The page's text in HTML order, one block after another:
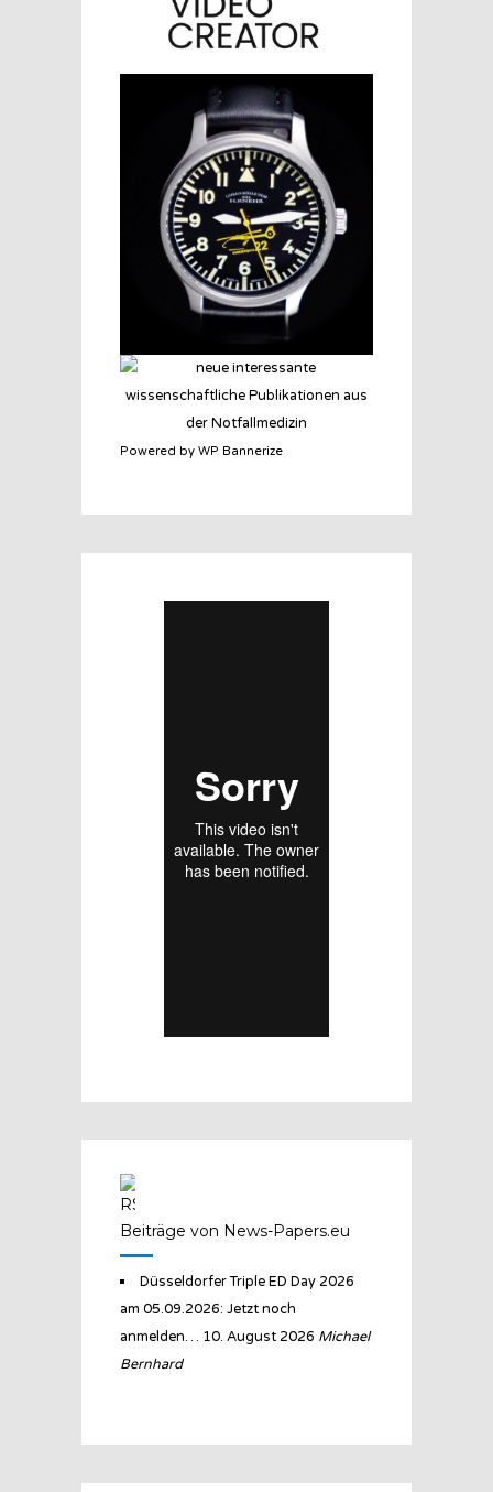
Powered by WP Bannerize
Beiträge von News-Papers.eu
Düsseldorfer Triple ED Day 2026
am 05.09.2026: Jetzt noch
anmelden… 10. August 2026 Michael
Bernhard